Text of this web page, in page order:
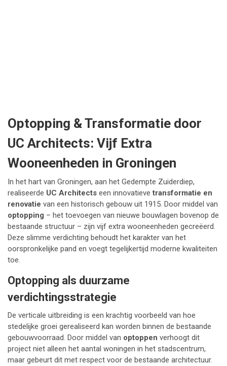
Optopping & Transformatie door
UC Architects: Vijf Extra
Wooneenheden in Groningen
In het hart van Groningen, aan het Gedempte Zuiderdiep,
realiseerde UC Architects een innovatievetransformatie en
renovatie van een historisch gebouw uit 1915. Door middel van
optopping – het toevoegen van nieuwe bouwlagen bovenop de
bestaande structuur – zijn vijf extra wooneenheden gecreëerd.
Deze slimme verdichting behoudt het karakter van het
oorspronkelijke pand en voegt tegelijkertijd moderne kwaliteiten
toe.
Optopping als duurzame
verdichtingsstrategie
De verticale uitbreiding is een krachtig voorbeeld van hoe
stedelijke groei gerealiseerd kan worden binnen de bestaande
gebouwvoorraad. Door middel van optoppen verhoogt dit
project niet alleen het aantal woningen in het stadscentrum,
maar gebeurt dit met respect voor de bestaande architectuur.